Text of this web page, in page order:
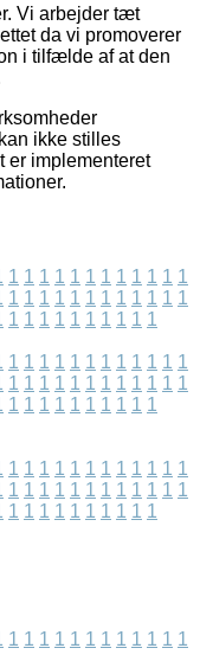
Vi arbejder tæt
da vi promoverer
i tilfælde af at den
ikke stilles
er implementeret
1 1 1 1 1 1 1 1 1 1 1 1
1 1 1 1 1 1 1 1 1 1 1 1
1 1 1 1 1 1 1 1 1 1
1 1 1 1 1 1 1 1 1 1 1 1
1 1 1 1 1 1 1 1 1 1 1 1
1 1 1 1 1 1 1 1 1 1
1 1 1 1 1 1 1 1 1 1 1 1
1 1 1 1 1 1 1 1 1 1 1 1
1 1 1 1 1 1 1 1 1 1
1 1 1 1 1 1 1 1 1 1 1 1